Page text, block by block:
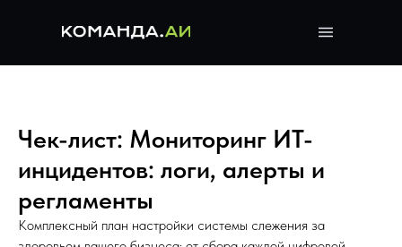
Чек-лист: Мониторинг ИТ-
инцидентов: логи, алерты и
регламенты
Комплексный план настройки системы слежения за